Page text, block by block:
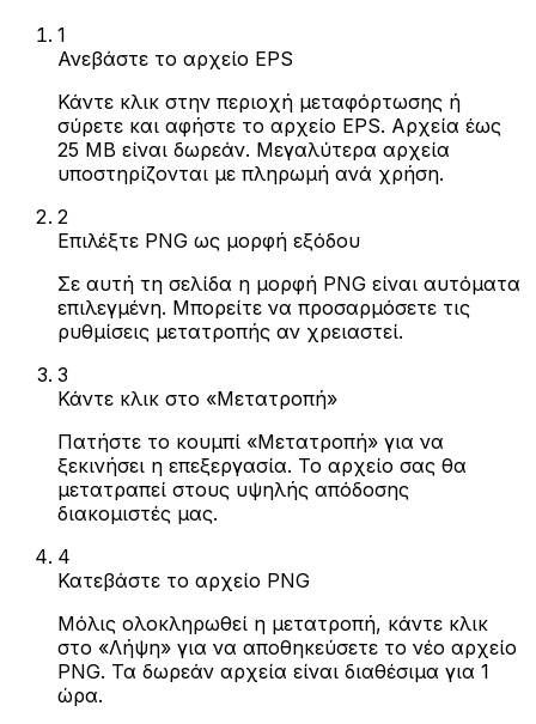
1
Ανεβάστε το αρχείο EPS
Κάντε κλικ στην περιοχή μεταφόρτωσης ή
σύρετε και αφήστε το αρχείο EPS. Αρχεία έως
25 MB είναι δωρεάν. Μεγαλύτερα αρχεία
υποστηρίζονται με πληρωμή ανά χρήση.
2
Επιλέξτε PNG ως μορφή εξόδου
Σε αυτή τη σελίδα η μορφή PNG είναι αυτόματα
επιλεγμένη. Μπορείτε να προσαρμόσετε τις
ρυθμίσεις μετατροπής αν χρειαστεί.
3
Κάντε κλικ στο «Μετατροπή»
Πατήστε το κουμπί «Μετατροπή» για να
ξεκινήσει η επεξεργασία. Το αρχείο σας θα
μετατραπεί στους υψηλής απόδοσης
διακομιστές μας.
4
Κατεβάστε το αρχείο PNG
Μόλις ολοκληρωθεί η μετατροπή, κάντε κλικ
στο «Λήψη» για να αποθηκεύσετε το νέο αρχείο
PNG. Τα δωρεάν αρχεία είναι διαθέσιμα για 1
ώρα.